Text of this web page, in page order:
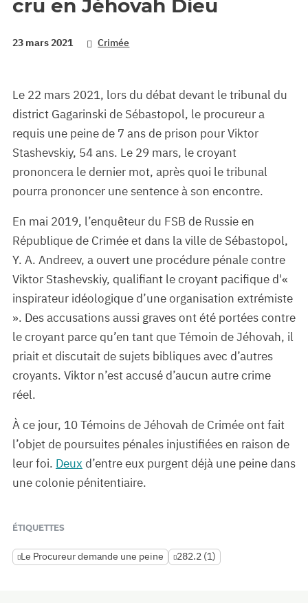
cru en Jéhovah Dieu
23 mars 2021 Crimée
Le 22 mars 2021, lors du débat devant le tribunal du
district Gagarinski de Sébastopol, le procureur a
requis une peine de 7 ans de prison pour Viktor
Stashevskiy, 54 ans. Le 29 mars, le croyant
prononcera le dernier mot, après quoi le tribunal
pourra prononcer une sentence à son encontre.
En mai 2019, l’enquêteur du FSB de Russie en
République de Crimée et dans la ville de Sébastopol,
Y. A. Andreev, a ouvert une procédure pénale contre
Viktor Stashevskiy, qualifiant le croyant pacifique d'«
inspirateur idéologique d’une organisation extrémiste
». Des accusations aussi graves ont été portées contre
le croyant parce qu’en tant que Témoin de Jéhovah, il
priait et discutait de sujets bibliques avec d’autres
croyants. Viktor n’est accusé d’aucun autre crime
réel.
À ce jour, 10 Témoins de Jéhovah de Crimée ont fait
l’objet de poursuites pénales injustifiées en raison de
leur foi. Deux d’entre eux purgent déjà une peine dans
une colonie pénitentiaire.
ÉTIQUETTES
Le Procureur demande une peine 282.2 (1)